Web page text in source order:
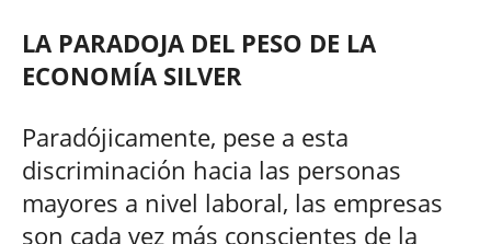
LA PARADOJA DEL PESO DE LA
ECONOMÍA SILVER
Paradójicamente, pese a esta
discriminación hacia las personas
mayores a nivel laboral, las empresas
son cada vez más conscientes de la